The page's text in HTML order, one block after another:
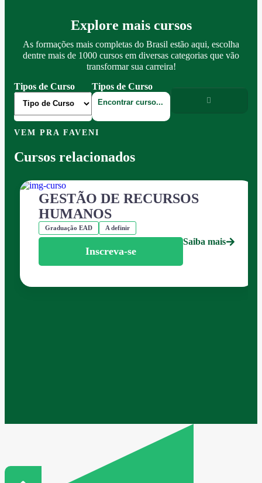
Explore mais cursos
As formações mais completas do Brasil estão aqui, escolha
dentre mais de 1000 cursos em diversas categorias que vão
transformar sua carreira!
Tipos de Curso
Tipos de Curso
VEM PRA FAVENI
Cursos relacionados
GESTÃO DE RECURSOS
HUMANOS
Graduação EAD A definir
Inscreva-se
Saiba mais